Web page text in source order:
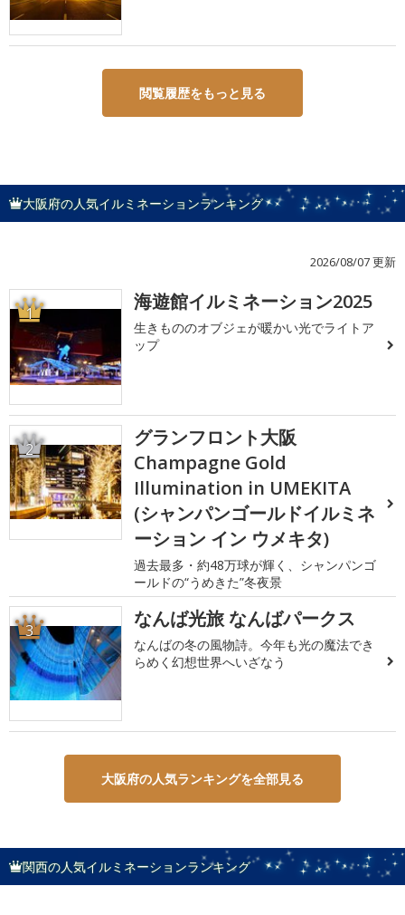
閲覧履歴をもっと見る
大阪府の人気イルミネーションランキング
2026/08/07 更新
1 海遊館イルミネーション2025
生きもののオブジェが暖かい光でライトア
ップ
2
グランフロント大阪
Champagne Gold
Illumination in UMEKITA
(シャンパンゴールドイルミネ
ーション イン ウメキタ)
過去最多・約48万球が輝く、シャンパンゴ
ールドの“うめきた”冬夜景
3 なんば光旅 なんばパークス
なんばの冬の風物詩。今年も光の魔法でき
らめく幻想世界へいざなう
大阪府の人気ランキングを全部見る
関西の人気イルミネーションランキング